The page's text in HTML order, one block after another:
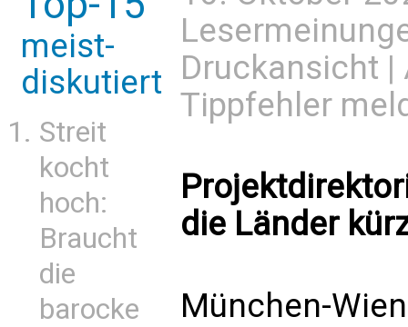
meist-
diskutiert
Streit
kocht
hoch:
Braucht
die
barocke
Druckansicht |
Tippfehler
die Länder
München-